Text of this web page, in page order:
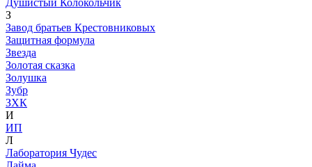
Душистый Колокольчик
З
Завод братьев Крестовниковых
Защитная формула
Звезда
Золотая сказка
Золушка
Зубр
ЗХК
И
ИП
Л
Лаборатория Чудес